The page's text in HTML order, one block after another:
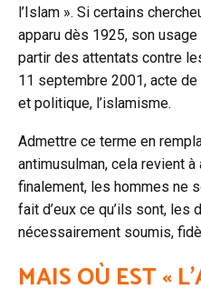
l’Islam ». Si certains
apparu dès 1925, son usage
partir des attentats contre
11 septembre 2001, acte de
et politique, l’islamisme.
Admettre ce terme en
antimusulman, cela revient à
finalement, les hommes ne
fait d’eux ce qu’ils sont, les
nécessairement soumis,
MAIS OÙ EST «